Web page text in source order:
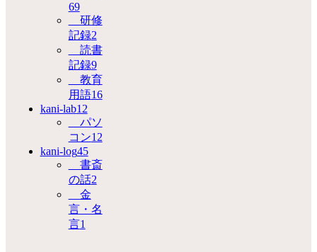
69
研修
記録2
読書
記録9
教育
用語16
kani-lab12
パソ
コン12
kani-log45
書斎
の話2
金
言・名
言1